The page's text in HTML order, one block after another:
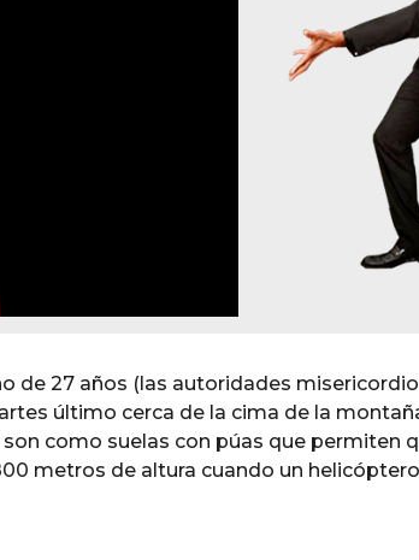
de 27 años (las autoridades
último cerca de la cima de la
como suelas con púas que permiten
metros de altura cuando un